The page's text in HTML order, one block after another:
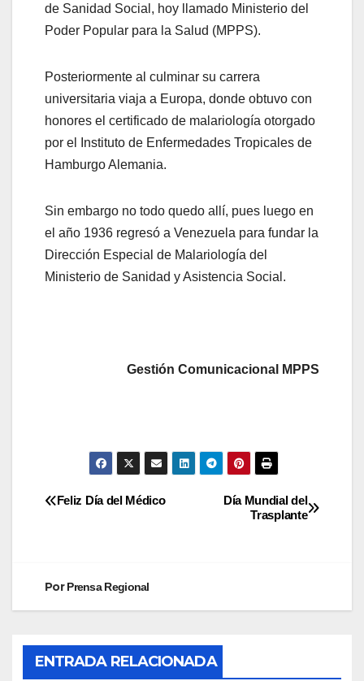
de Sanidad Social, hoy llamado Ministerio del
Poder Popular para la Salud (MPPS).
Posteriormente al culminar su carrera
universitaria viaja a Europa, donde obtuvo con
honores el certificado de malariología otorgado
por el Instituto de Enfermedades Tropicales de
Hamburgo Alemania.
Sin embargo no todo quedo allí, pues luego en
el año 1936 regresó a Venezuela para fundar la
Dirección Especial de Malariología del
Ministerio de Sanidad y Asistencia Social.
Gestión Comunicacional MPPS
Día Mundial del
Trasplante
Feliz Día del Médico
PorPrensa Regional
ENTRADA RELACIONADA